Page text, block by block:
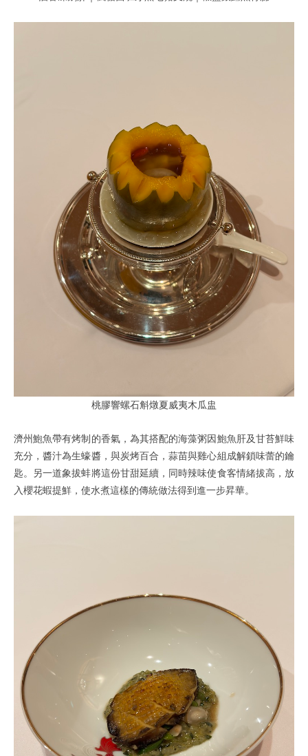
桃膠響螺石斛燉夏威夷木瓜盅
濟州鮑魚帶有烤制的香氣，為其搭配的海藻粥因鮑魚肝及甘苔鮮味
充分，醬汁為生蠔醬，與炭烤百合，蒜苗與雞心組成解鎖味蕾的鑰
匙。另一道象拔蚌將這份甘甜延續，同時辣味使食客情緒拔高，放
入櫻花蝦提鮮，使水煮這樣的傳統做法得到進一步昇華。